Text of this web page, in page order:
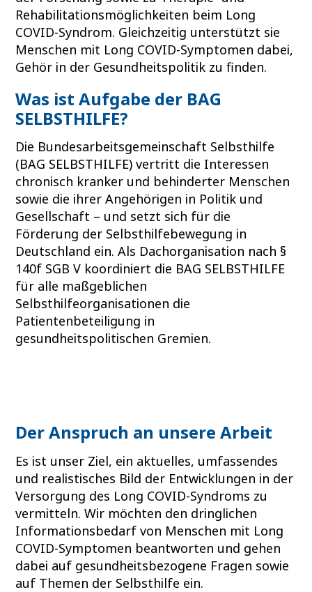
Rehabilitationsmöglichkeiten beim Long
COVID-Syndrom. Gleichzeitig unterstützt sie
Menschen mit Long COVID-Symptomen dabei,
Gehör in der Gesundheitspolitik zu finden.
Was ist Aufgabe der BAG
SELBSTHILFE?
Die Bundesarbeitsgemeinschaft Selbsthilfe
(BAG SELBSTHILFE) vertritt die Interessen
chronisch kranker und behinderter Menschen
sowie die ihrer Angehörigen in Politik und
Gesellschaft – und setzt sich für die
Förderung der Selbsthilfebewegung in
Deutschland ein. Als Dachorganisation nach §
140f SGB V koordiniert die BAG SELBSTHILFE
für alle maßgeblichen
Selbsthilfeorganisationen die
Patientenbeteiligung in
gesundheitspolitischen Gremien.
Der Anspruch an unsere Arbeit
Es ist unser Ziel, ein aktuelles, umfassendes
und realistisches Bild der Entwicklungen in der
Versorgung des Long COVID-Syndroms zu
vermitteln. Wir möchten den dringlichen
Informationsbedarf von Menschen mit Long
COVID-Symptomen beantworten und gehen
dabei auf gesundheitsbezogene Fragen sowie
auf Themen der Selbsthilfe ein.